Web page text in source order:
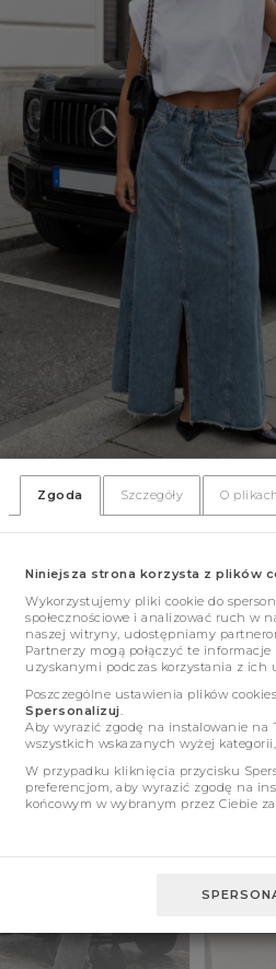
Zgoda Szczegóły O
Niniejsza strona korzysta z plików
Wykorzystujemy pliki cookie do
społecznościowe i analizować ruch w
naszej witryny, udostępniamy
Partnerzy mogą połączyć te
uzyskanymi podczas korzystania z ich
Poszczególne ustawienia plików
Spersonalizuj.
Aby wyrazić zgodę na instalowanie na
wszystkich wskazanych wyżej
W przypadku kliknięcia przycisku
preferencjom, aby wyrazić zgodę na
końcowym w wybranym przez Ciebie